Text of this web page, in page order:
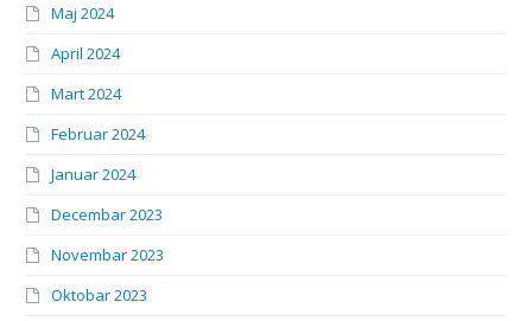
Maj 2024
April 2024
Mart 2024
Februar 2024
Januar 2024
Decembar 2023
Novembar 2023
Oktobar 2023